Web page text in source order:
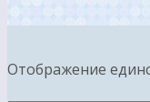
Отображение